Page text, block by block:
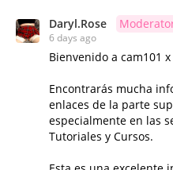
Daryl.Rose
6 days ago
Bienvenido a cam101 x
Encontrarás mucha
enlaces de la parte
especialmente en las
Tutoriales y Cursos.